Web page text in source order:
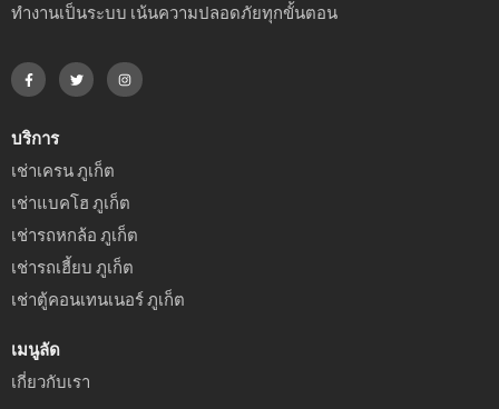
ทำงานเป็นระบบ เน้นความปลอดภัยทุกขั้นตอน
บริการ
เช่าเครน ภูเก็ต
เช่าแบคโฮ ภูเก็ต
เช่ารถหกล้อ ภูเก็ต
เช่ารถเฮี้ยบ ภูเก็ต
เช่าตู้คอนเทนเนอร์ ภูเก็ต
เมนูลัด
เกี่ยวกับเรา